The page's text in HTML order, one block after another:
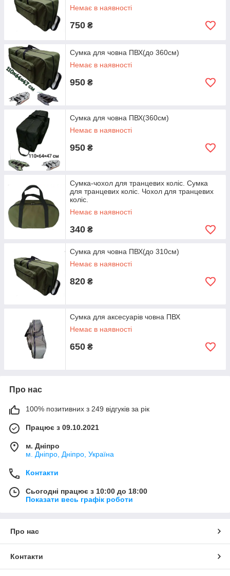
Немає в наявності
750 ₴
Сумка для човна ПВХ(до 360см)
Немає в наявності
950 ₴
Сумка для човна ПВХ(360см)
Немає в наявності
950 ₴
Сумка-чохол для транцевих коліс. Сумка
для транцевих коліс. Чохол для транцевих
коліс.
Немає в наявності
340 ₴
Сумка для човна ПВХ(до 310см)
Немає в наявності
820 ₴
Сумка для аксесуарів човна ПВХ
Немає в наявності
650 ₴
Про нас
100% позитивних з 249 відгуків за рік
Працює з 09.10.2021
м. Дніпро
м. Дніпро, Дніпро, Україна
Контакти
Сьогодні працює з 10:00 до 18:00
Показати весь графік роботи
Про нас
Контакти